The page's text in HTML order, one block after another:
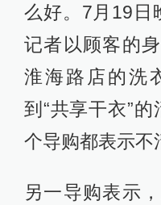
么好。7月19日
记者以顾客的
淮海路店的洗
到“共享干衣”
个导购都表示不
另一导购表示